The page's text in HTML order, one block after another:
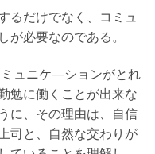
るだけでなく、コミュ
必要なのである。
ュニケ―ションがとれ
勉に働くことが出来な
に、その理由は、自信
司と、自然な交わりが